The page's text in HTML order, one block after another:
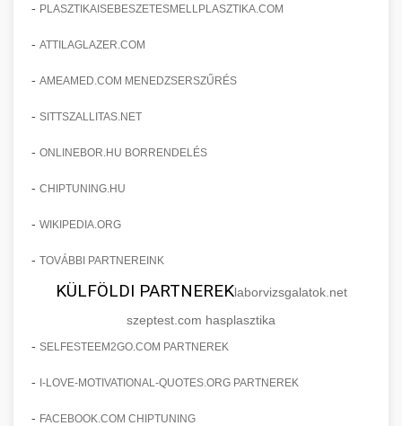
- PLASZTIKAISEBESZETESMELLPLASZTIKA.COM
- ATTILAGLAZER.COM
- AMEAMED.COM MENEDZSERSZŰRÉS
- SITTSZALLITAS.NET
- ONLINEBOR.HU BORRENDELÉS
- CHIPTUNING.HU
- WIKIPEDIA.ORG
- TOVÁBBI PARTNEREINK
KÜLFÖLDI PARTNEREKlaborvizsgalatok.net
szeptest.com hasplasztika
- SELFESTEEM2GO.COM PARTNEREK
- I-LOVE-MOTIVATIONAL-QUOTES.ORG PARTNEREK
- FACEBOOK.COM CHIPTUNING